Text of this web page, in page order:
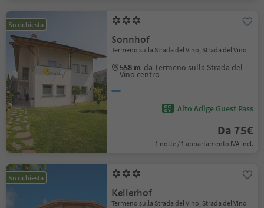
Su richiesta
Sonnhof
Termeno sulla Strada del Vino, Strada del Vino
558 m da Termeno sulla Strada del
Vino centro
Alto Adige Guest Pass
Da 75€
1 notte / 1 appartamento IVA incl.
Su richiesta
Kellerhof
Termeno sulla Strada del Vino, Strada del Vino